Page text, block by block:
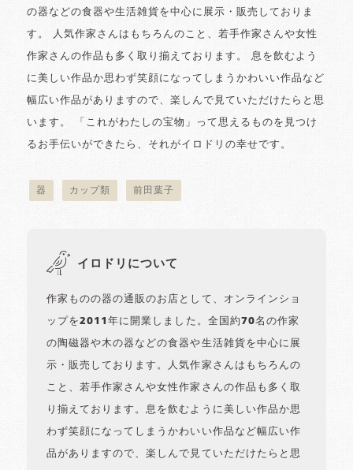
の器などの食器や生活雑貨を中心に展示・販売しておりま
す。 人気作家さんはもちろんのこと、若手作家さんや女性
作家さんの作品も多く取り揃えております。 息を飲むよう
に美しい作品か思わず笑顔になってしまうかわいい作品など
幅広い作品がありますので、楽しんで見ていただけたらと思
います。 「これがわたしの宝物」って思えるものを見つけ
るお手伝いができたら、それがイロドリの幸せです。
器 カップ類 前田葉子
イロドリについて
作家ものの器の通販のお店として、オンラインショ
ップを2011年に開業しました。全国約70名の作家
の陶磁器や木の器などの食器や生活雑貨を中心に展
示・販売しております。人気作家さんはもちろんの
こと、若手作家さんや女性作家さんの作品も多く取
り揃えております。息を飲むように美しい作品か思
わず笑顔になってしまうかわいい作品など幅広い作
品がありますので、楽しんで見ていただけたらと思